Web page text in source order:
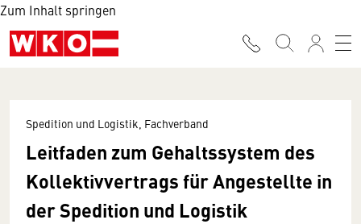
Zum Inhalt springen
Spedition und Logistik, Fachverband
Leitfaden zum Gehaltssystem des
Kollektivvertrags für Angestellte in
der Spedition und Logistik